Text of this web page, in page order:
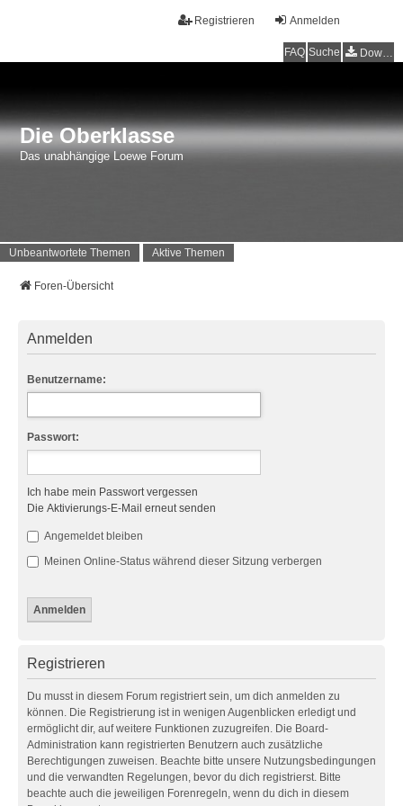
Anmelden
Registrieren
FAQ Suche Downloads
Die Oberklasse
Das unabhängige Loewe Forum
Unbeantwortete Themen Aktive Themen
Foren-Übersicht
Anmelden
Benutzername:
Passwort:
Ich habe mein Passwort vergessen
Die Aktivierungs-E-Mail erneut senden
Angemeldet bleiben
Meinen Online-Status während dieser Sitzung verbergen
Registrieren
Du musst in diesem Forum registriert sein, um dich anmelden zu
können. Die Registrierung ist in wenigen Augenblicken erledigt und
ermöglicht dir, auf weitere Funktionen zuzugreifen. Die Board-
Administration kann registrierten Benutzern auch zusätzliche
Berechtigungen zuweisen. Beachte bitte unsere Nutzungsbedingungen
und die verwandten Regelungen, bevor du dich registrierst. Bitte
beachte auch die jeweiligen Forenregeln, wenn du dich in diesem